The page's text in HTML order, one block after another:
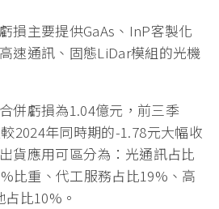
損主要提供GaAs、InP客製化
速通訊、固態LiDar模組的光機
併虧損為1.04億元，前三季
2024年同時期的-1.78元大幅收
貨應用可區分為：光通訊占比
比重、代工服務占比19%、高
比10%。